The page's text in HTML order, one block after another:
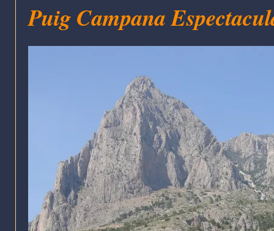
Puig Campana